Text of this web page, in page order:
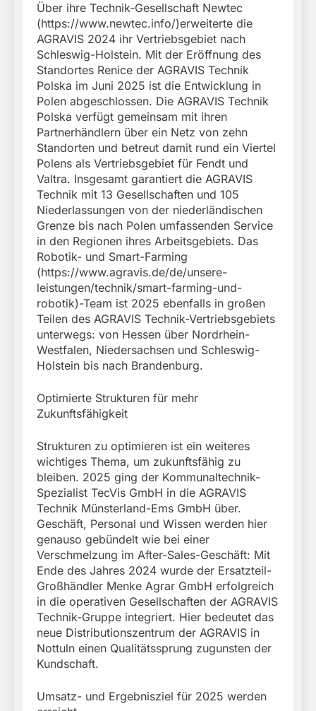
Über ihre Technik-Gesellschaft Newtec
(https://www.newtec.info/)erweiterte die
AGRAVIS 2024 ihr Vertriebsgebiet nach
Schleswig-Holstein. Mit der Eröffnung des
Standortes Renice der AGRAVIS Technik
Polska im Juni 2025 ist die Entwicklung in
Polen abgeschlossen. Die AGRAVIS Technik
Polska verfügt gemeinsam mit ihren
Partnerhändlern über ein Netz von zehn
Standorten und betreut damit rund ein Viertel
Polens als Vertriebsgebiet für Fendt und
Valtra. Insgesamt garantiert die AGRAVIS
Technik mit 13 Gesellschaften und 105
Niederlassungen von der niederländischen
Grenze bis nach Polen umfassenden Service
in den Regionen ihres Arbeitsgebiets. Das
Robotik- und Smart-Farming
(https://www.agravis.de/de/unsere-
leistungen/technik/smart-farming-und-
robotik)-Team ist 2025 ebenfalls in großen
Teilen des AGRAVIS Technik-Vertriebsgebiets
unterwegs: von Hessen über Nordrhein-
Westfalen, Niedersachsen und Schleswig-
Holstein bis nach Brandenburg.
Optimierte Strukturen für mehr
Zukunftsfähigkeit
Strukturen zu optimieren ist ein weiteres
wichtiges Thema, um zukunftsfähig zu
bleiben. 2025 ging der Kommunaltechnik-
Spezialist TecVis GmbH in die AGRAVIS
Technik Münsterland-Ems GmbH über.
Geschäft, Personal und Wissen werden hier
genauso gebündelt wie bei einer
Verschmelzung im After-Sales-Geschäft: Mit
Ende des Jahres 2024 wurde der Ersatzteil-
Großhändler Menke Agrar GmbH erfolgreich
in die operativen Gesellschaften der AGRAVIS
Technik-Gruppe integriert. Hier bedeutet das
neue Distributionszentrum der AGRAVIS in
Nottuln einen Qualitätssprung zugunsten der
Kundschaft.
Umsatz- und Ergebnisziel für 2025 werden